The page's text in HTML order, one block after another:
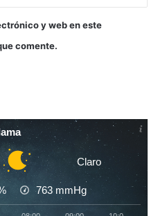
y web en este
comente.
Claro
763 mmHg